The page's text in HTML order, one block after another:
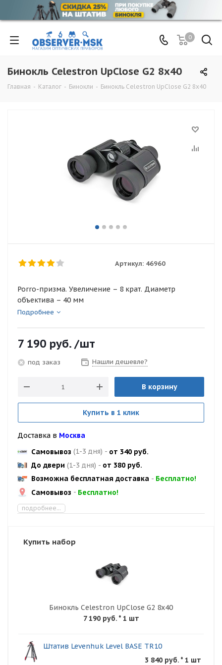
0
Бинокль Celestron UpClosе G2 8x40
Главная - Каталог - Бинокли - Бинокль Celestron UpClosе G2 8x40
Артикул: 46960
Porro-призма. Увеличение – 8 крат. Диаметр
объектива – 40 мм
Подробнее
7 190 руб. /шт
под заказ Нашли дешевле?
В корзину
Купить в 1 клик
Доставка в Москва
Самовывоз (1-3 дня) - от 340 руб.
До двери (1-3 дня) - от 380 руб.
Возможна бесплатная доставка - Бесплатно!
Самовывоз - Бесплатно!
подробнее...
Купить набор
Бинокль Celestron UpClosе G2 8x40
7 190 руб.* 1 шт
Штатив Levenhuk Level BASE TR10
3 840 руб. * 1 шт